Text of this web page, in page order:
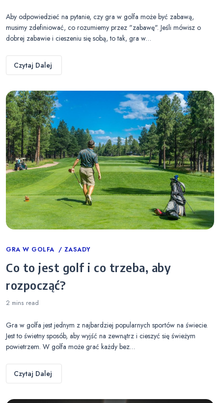
Aby odpowiedzieć na pytanie, czy gra w golfa może być zabawą,
musimy zdefiniować, co rozumiemy przez "zabawę". Jeśli mówisz o
dobrej zabawie i cieszeniu się sobą, to tak, gra w…
Czytaj Dalej
Categories
GRA W GOLFA ZASADY
Co to jest golf i co trzeba, aby
rozpocząć?
2 mins read
Gra w golfa jest jednym z najbardziej popularnych sportów na świecie.
Jest to świetny sposób, aby wyjść na zewnątrz i cieszyć się świeżym
powietrzem. W golfa może grać każdy bez…
Czytaj Dalej